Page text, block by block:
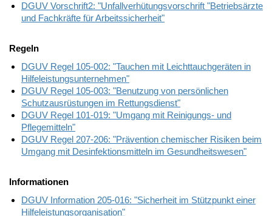
DGUV Vorschrift2: "Unfallverhütungsvorschrift "Betriebsärzte
und Fachkräfte für Arbeitssicherheit"
Regeln
DGUV Regel 105-002: "Tauchen mit Leichttauchgeräten in
Hilfeleistungsunternehmen"
DGUV Regel 105-003: "Benutzung von persönlichen
Schutzausrüstungen im Rettungsdienst"
DGUV Regel 101-019: "Umgang mit Reinigungs- und
Pflegemitteln"
DGUV Regel 207-206: "Prävention chemischer Risiken beim
Umgang mit Desinfektionsmitteln im Gesundheitswesen"
Informationen
DGUV Information 205-016: "Sicherheit im Stützpunkt einer
Hilfeleistungsorganisation"